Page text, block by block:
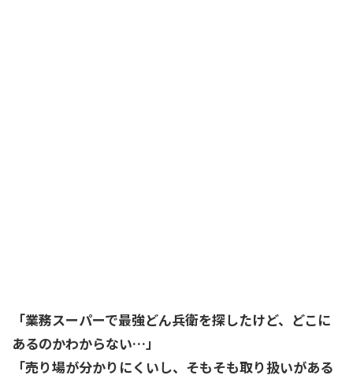
「業務スーパーで最強どん兵衛を探したけど、どこに
あるのかわからない…」
「売り場が分かりにくいし、そもそも取り扱いがある